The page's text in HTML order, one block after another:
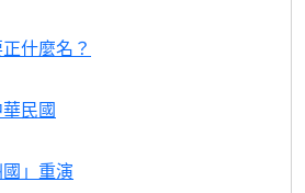
什麼名？
華民國
」重演